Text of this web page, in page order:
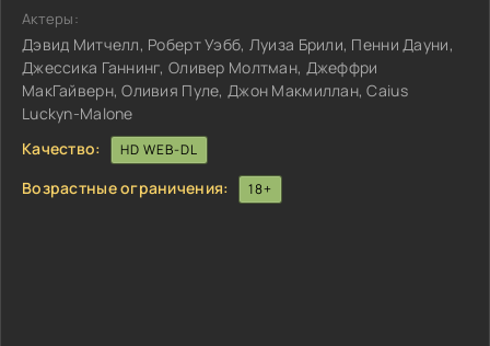
Актеры:
Дэвид Митчелл, Роберт Уэбб, Луиза Брили, Пенни Дауни,
Джессика Ганнинг, Оливер Молтман, Джеффри
МакГайверн, Оливия Пуле, Джон Макмиллан, Caius
Luckyn-Malone
Качество:
HD WEB-DL
Возрастные ограничения: 18+